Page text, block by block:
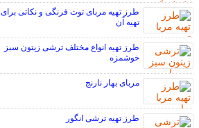
طرز تهیه مربای توت فرنگی و نکاتی برای
تهیه آن
طرز تهیه انواع مختلف ترشی زیتون سبز
خوشمزه
مربای بهار نارنج
طرز تهیه ترشی انگور